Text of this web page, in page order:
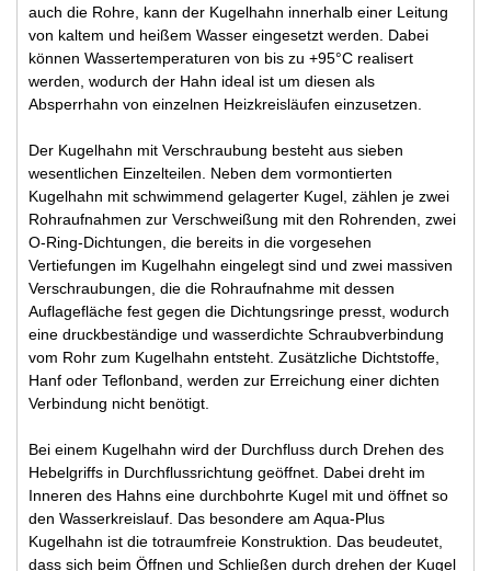
auch die Rohre, kann der Kugelhahn innerhalb einer Leitung
von kaltem und heißem Wasser eingesetzt werden. Dabei
können Wassertemperaturen von bis zu +95°C realisert
werden, wodurch der Hahn ideal ist um diesen als
Absperrhahn von einzelnen Heizkreisläufen einzusetzen.
Der Kugelhahn mit Verschraubung besteht aus sieben
wesentlichen Einzelteilen. Neben dem vormontierten
Kugelhahn mit schwimmend gelagerter Kugel, zählen je zwei
Rohraufnahmen zur Verschweißung mit den Rohrenden, zwei
O-Ring-Dichtungen, die bereits in die vorgesehen
Vertiefungen im Kugelhahn eingelegt sind und zwei massiven
Verschraubungen, die die Rohraufnahme mit dessen
Auflagefläche fest gegen die Dichtungsringe presst, wodurch
eine druckbeständige und wasserdichte Schraubverbindung
vom Rohr zum Kugelhahn entsteht. Zusätzliche Dichtstoffe,
Hanf oder Teflonband, werden zur Erreichung einer dichten
Verbindung nicht benötigt.
Bei einem Kugelhahn wird der Durchfluss durch Drehen des
Hebelgriffs in Durchflussrichtung geöffnet. Dabei dreht im
Inneren des Hahns eine durchbohrte Kugel mit und öffnet so
den Wasserkreislauf. Das besondere am Aqua-Plus
Kugelhahn ist die totraumfreie Konstruktion. Das beudeutet,
dass sich beim Öffnen und Schließen durch drehen der Kugel